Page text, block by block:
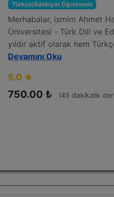
Türkçe/Edebiyat Öğretmeni
Merhabalar, ismim Ahmet
Üniversitesi - Türk Dili ve Edebiyatı mezunuyum. 5
yıldır aktif olarak hem
Edebiyatı öğretmenliği
kendi dersimi sevdirmek
amaçlarımdandır çünkü ben
dersi sevdiği müddetçe
sadece sevdirerek yapmam
öğrencilerimi aktif bir
takibi yaparak
sürekli olarak zihinlerinde
Devamını Oku
5.0 ★
750.00 ₺ (45 dakikalık